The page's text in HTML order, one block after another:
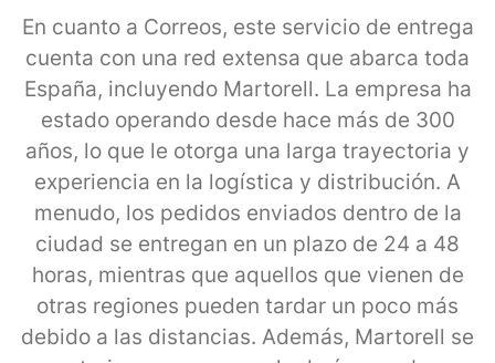
En cuanto a Correos, este servicio de entrega
cuenta con una red extensa que abarca toda
España, incluyendo Martorell. La empresa ha
estado operando desde hace más de 300
años, lo que le otorga una larga trayectoria y
experiencia en la logística y distribución. A
menudo, los pedidos enviados dentro de la
ciudad se entregan en un plazo de 24 a 48
horas, mientras que aquellos que vienen de
otras regiones pueden tardar un poco más
debido a las distancias. Además, Martorell se